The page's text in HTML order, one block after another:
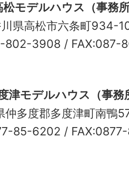
松モデルハウス（事務
川県高松市六条町
802-3908 / FAX:087-
津モデルハウス（事務
仲多度郡多度津町南
85-6202 /